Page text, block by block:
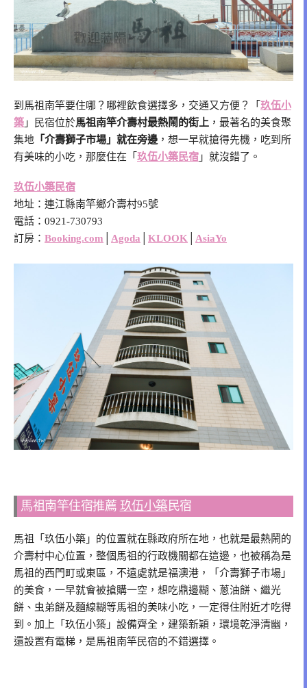
到馬祖南竿要住哪？哪裡飲食選擇多，交通又方便？「 玖伍小
築 」民宿位於馬祖南竿介壽村最熱鬧的街上 ，最著名的美食聚
集地 「介壽獅子市場」就在旁邊 ，想一早就搶得先機，吃到所
有美味的小吃，那麼住在「 玖伍小築民宿 」就沒錯了。
玖伍小築民宿
地址：連江縣南竿鄉介壽村95號
電話：0921-730793
訂房： Booking.com Agoda KLOOK AsiaYo
馬祖南竿住宿推薦 玖伍小築 民宿
馬祖「玖伍小築」的位置就在縣政府所在地，也就是最熱鬧的
介壽村中心位置，整個馬祖的行政機關都在這邊，也被稱為是
馬祖的西門町或東區，不遠處就是福澳港，「介壽獅子市場」
的美食，一早就會被搶購一空，想吃鼎邊糊、蔥油餅、繼光
餅、虫弟餅及麵線糊等馬祖的美味小吃，一定得住附近才吃得
到。加上「玖伍小築」設備齊全，建築新穎，環境乾淨清幽，
還設置有電梯，是馬祖南竿民宿的不錯選擇。